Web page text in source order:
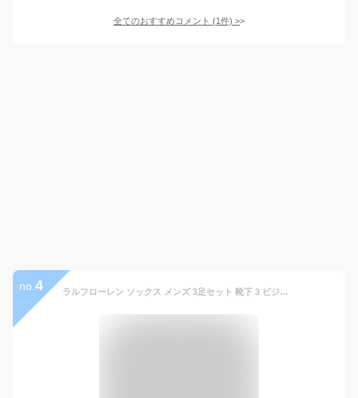
全てのおすすめコメント (1件) >
no. 4 ラルフローレン ソックス メンズ 3足セット 靴下 3 ビジネス リブ ソックス ハイソックス メンズ 男性 黒 POLO RALPH LAUREN ポロ